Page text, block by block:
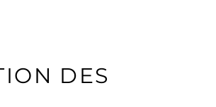
DES